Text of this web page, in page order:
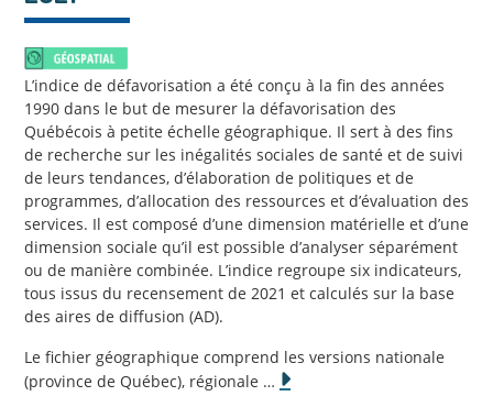
L’indice de défavorisation a été conçu à la fin des années
1990 dans le but de mesurer la défavorisation des
Québécois à petite échelle géographique. Il sert à des fins
de recherche sur les inégalités sociales de santé et de suivi
de leurs tendances, d’élaboration de politiques et de
programmes, d’allocation des ressources et d’évaluation des
services. Il est composé d’une dimension matérielle et d’une
dimension sociale qu’il est possible d’analyser séparément
ou de manière combinée. L’indice regroupe six indicateurs,
tous issus du recensement de 2021 et calculés sur la base
des aires de diffusion (AD).
Le fichier géographique comprend les versions nationale
(province de Québec), régionale …